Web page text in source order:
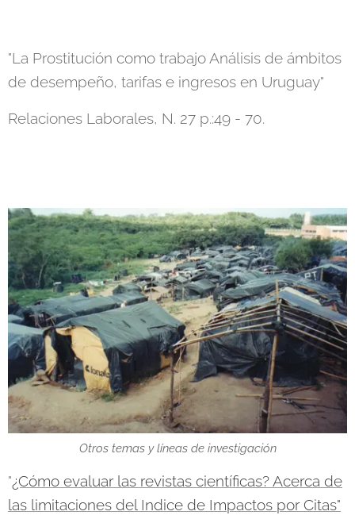
"La Prostitución como trabajo Análisis de ámbitos
de desempeño, tarifas e ingresos en Uruguay"
Relaciones Laborales, N. 27 p.:49 - 70.
Otros temas y líneas de investigación
"¿Cómo evaluar las revistas científicas? Acerca de
las limitaciones del Indice de Impactos por Citas"